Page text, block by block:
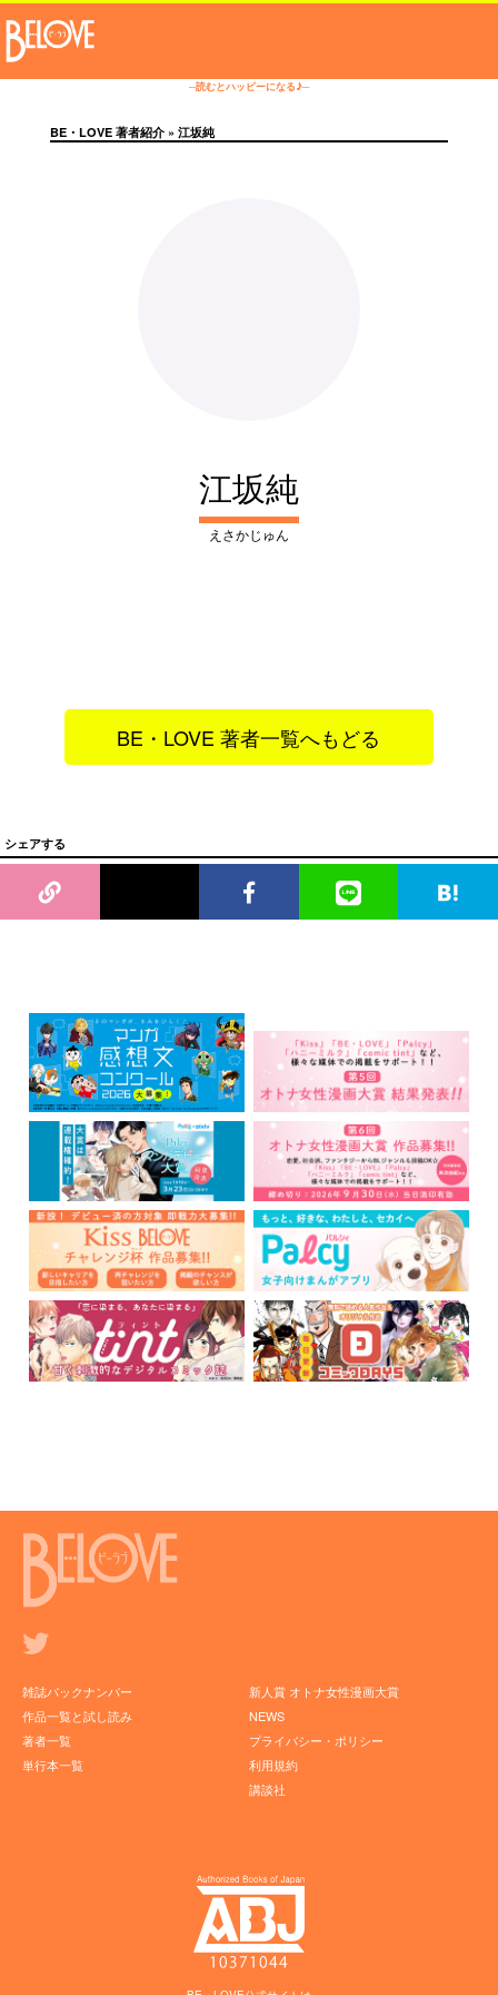
─読むとハッピーになる♪─
BE・LOVE 著者紹介» 江坂純
江坂純
えさかじゅん
BE・LOVE 著者一覧へもどる
シェアする
雑誌バックナンバー
作品一覧と試し読み
著者一覧
単行本一覧
新人賞 オトナ女性漫画大賞
NEWS
プライバシー・ポリシー
利用規約
講談社